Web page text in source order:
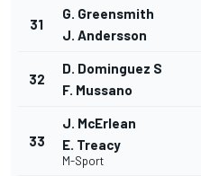
31
G. Greensmith
J. Andersson
32
D. Dominguez S
F. Mussano
33
J. McErlean
E. Treacy
M-Sport